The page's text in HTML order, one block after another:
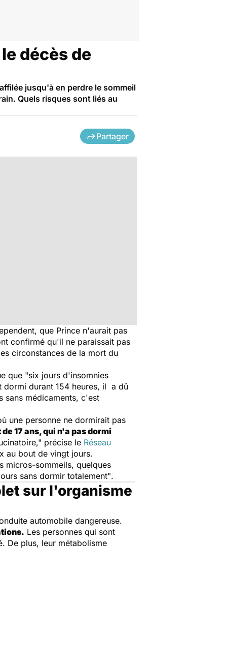
décès de
jusqu'à en perdre le sommeil
Quels risques sont liés au
Partager
, que Prince n'aurait pas
confirmé qu'il ne paraissait pas
circonstances de la mort du
que "six jours d'insomnies
dormi durant 154 heures, il a dû
sans médicaments, c'est
une personne ne dormirait pas
17 ans, qui n'a pas dormi
précise le Réseau
au bout de vingt jours.
micros-sommeils, quelques
sans dormir totalement".
sur l'organisme
automobile dangereuse.
Les personnes qui sont
De plus, leur métabolisme